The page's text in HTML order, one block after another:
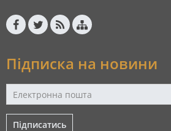
Підписка на новини
Підписатись